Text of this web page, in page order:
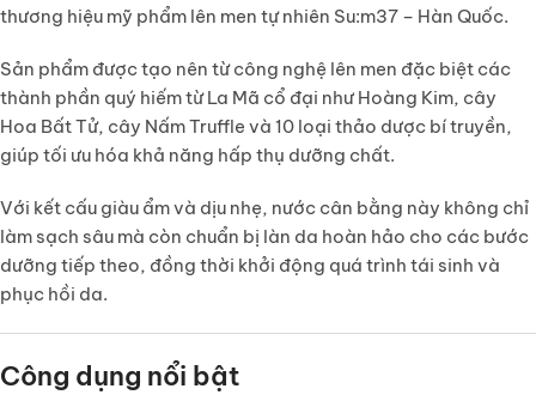
thương hiệu mỹ phẩm lên men tự nhiên Su:m37 – Hàn Quốc.
Sản phẩm được tạo nên từcông nghệ lên men đặc biệt các
thành phần quý hiếm từ La Mã cổ đại như Hoàng Kim, cây
Hoa Bất Tử, cây Nấm Truffle và 10 loại thảo dược bí truyền,
giúp tối ưu hóa khả năng hấp thụ dưỡng chất.
Với kết cấu giàu ẩm và dịu nhẹ, nước cân bằng này không chỉ
làm sạch sâu mà còn chuẩn bị làn da hoàn hảo cho các bước
dưỡng tiếp theo, đồng thời khởi động quá trình tái sinh và
phục hồi da.
Công dụng nổi bật